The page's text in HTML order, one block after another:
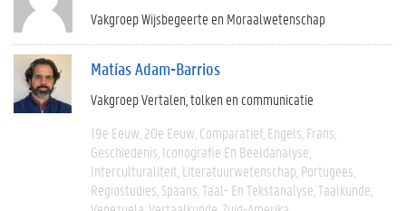
Vakgroep Wijsbegeerte en Moraalwetenschap
Matías Adam-Barrios
Vakgroep Vertalen, tolken en communicatie
19e Eeuw 20e Eeuw Comparatief Engels Frans
Geschiedenis Iconografie En Beeldanalyse
Interculturaliteit Literatuurwetenschap Portugees
Regiostudies Spaans Taal- En Tekstanalyse Taalkunde